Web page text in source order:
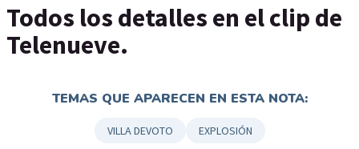
Todos los detalles en el clip de
Telenueve.
TEMAS QUE APARECEN EN ESTA NOTA:
VILLA DEVOTO EXPLOSIÓN